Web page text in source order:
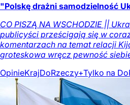
"Polskę drażni samodzielność
CO PISZĄ NA WSCHODZIE ||
publicyści prześcigają się w
komentarzach na temat relacji
groteskowa wręcz pewność
OpinieKrajDoRzeczy+Tylko na